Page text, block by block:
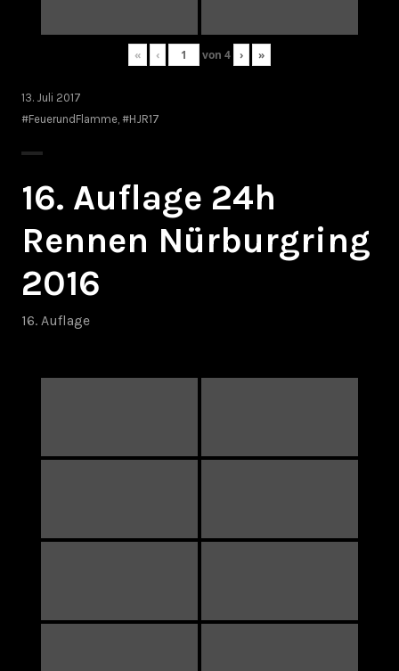
« ‹ von 4 › »
13. Juli 2017
#FeuerundFlamme #HJR17
16. Auflage 24h
Rennen Nürburgring
2016
16. Auflage